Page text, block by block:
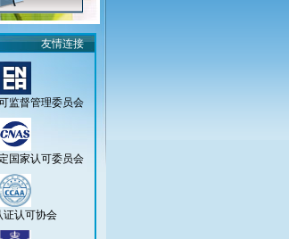
友情连接
监督管理委员会
国家认可委员会
证认可协会